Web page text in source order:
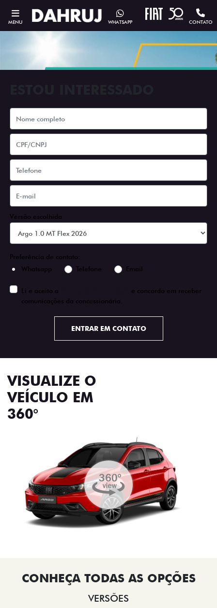
MENU CONTATO
WHATSAPP
Versão escolhida
Preferência de contato:
Whatsapp
Telefone Email
Li e aceito a
e concordo em receber
comunicações da concessionária.
ENTRAR EM CONTATO
VISUALIZE O
VEÍCULO EM
360°
VERSÕES